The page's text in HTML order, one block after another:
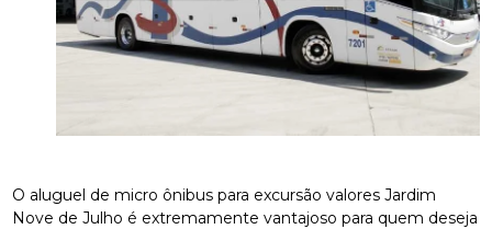
O aluguel de micro ônibus para excursão valores Jardim
Nove de Julho é extremamente vantajoso para quem deseja